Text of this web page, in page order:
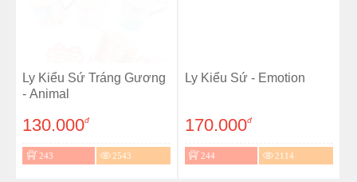
Ly Kiểu Sứ Tráng Gương
- Animal
130.000đ
243 2543
Ly Kiểu Sứ - Emotion
170.000đ
244 2114